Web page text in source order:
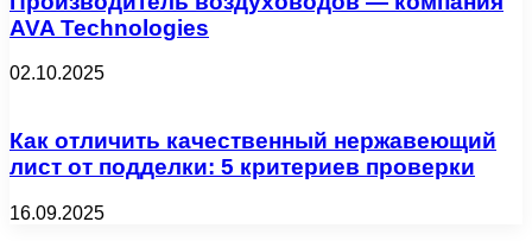
AVA Technologies
02.10.2025
Как отличить качественный нержавеющий
лист от подделки: 5 критериев проверки
16.09.2025